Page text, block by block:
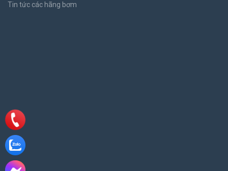
Tin tức các hãng bơm